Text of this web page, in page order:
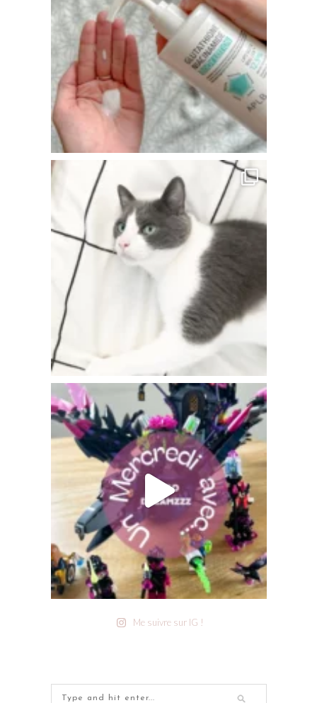
Me suivre sur IG !